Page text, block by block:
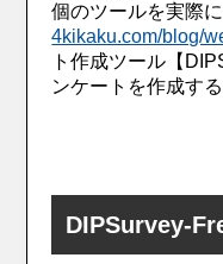
個のツールを実際
4kikaku.com/blog/
ト作成ツール【
ンケートを作成す
DIPSurvey-